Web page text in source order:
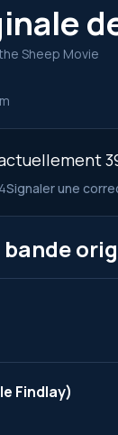
Sheep Movie
Signaler une
Findlay)